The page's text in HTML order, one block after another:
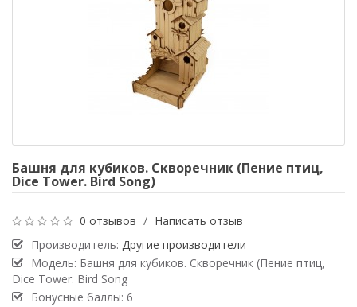
Башня для кубиков. Скворечник (Пение птиц,
Dice Tower. Bird Song)
0 отзывов / Написать отзыв
Производитель: Другие производители
Модель: Башня для кубиков. Скворечник (Пение птиц,
Dice Tower. Bird Song
Бонусные баллы: 6